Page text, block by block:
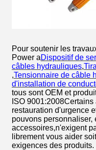
Pour soutenir les
Power aDispositif de
câbles hydrauliques,
,Tensionnaire de câble
d'installation de
tous sont OEM et
ISO
restauration d'urgence
pouvons personnaliser,
accessoires,n'exigent
librement vous aider
exigences des produits.